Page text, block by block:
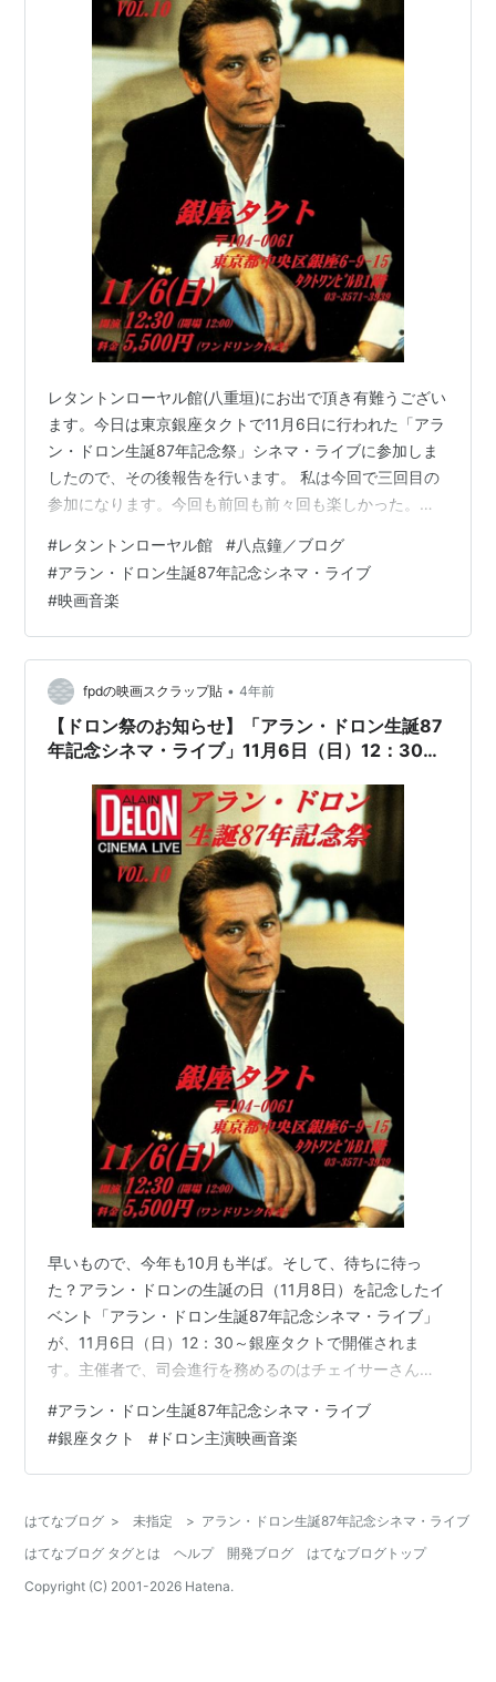
レタントンローヤル館(八重垣)にお出で頂き有難うござい
ます。今日は東京銀座タクトで11月6日に行われた「アラ
ン・ドロン生誕87年記念祭」シネマ・ライブに参加しま
したので、その後報告を行います。 私は今回で三回目の
参加になります。今回も前回も前々回も楽しかった。い
いるシネマ・ライブでした。 今回は、アラン・ドロンさ
んの身近な人、つまり共演者、脚本家、監督等ここ10年
ほどに亡くなった人の追悼から始まり、いつものシネ
マ・ライブとなりました。途中ボーカリスト、うしをみ
やこさんが加わり熱唱して頂き、特に「ジェフ」「ル・
ジタン」が私にとっては聞きごたえがあ…
#レタントンローヤル館 #八点鐘／ブログ
#アラン・ドロン生誕87年記念シネマ・ライブ
#映画音楽
fpdの映画スクラップ貼 • 4年前
【ドロン祭のお知らせ】「アラン・ドロン生誕87
年記念シネマ・ライブ」11月6日（日）12：30～
早いもので、今年も10月も半ば。そして、待ちに待っ
た？アラン・ドロンの生誕の日（11月8日）を記念したイ
ベント「アラン・ドロン生誕87年記念シネマ・ライブ」
が、11月6日（日）12：30～銀座タクトで開催されま
す。主催者で、司会進行を務めるのはチェイサーさん。
開催以降参加しているので、今回で9回目となります。ド
ロン出演作品の映像と映画音楽をプロのバンドによる生
演奏を楽しむことができます。 会場風景（2016年と
えてのブログのオフ会を兼ねた食事会（飲み会）を開催
して、毎回楽しく盛り上…
#アラン・ドロン生誕87年記念シネマ・ライブ
#銀座タクト # ドロン主演映画音楽
はてなブログ > 未指定 > アラン・ドロン生誕87年記念シネマ・ライブ
はてなブログ タグとは
ヘルプ 開発ブログ
はてなブログトップ
Copyright (C) 2001-2026 Hatena.